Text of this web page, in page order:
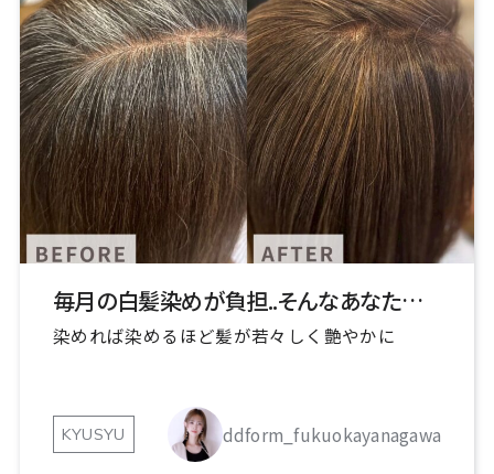
毎月の白髪染めが負担..そんなあなたに新しい選択肢を
染めれば染めるほど髪が若々しく艶やかに
KYUSYU ddform_fukuokayanagawa